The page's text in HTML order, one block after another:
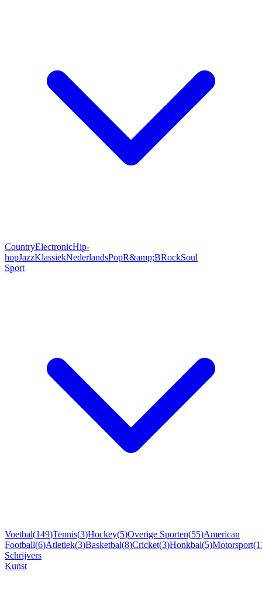
CountryElectronicHip-
hopJazzKlassiekNederlandsPopR&amp;BRockSoul
Sport
Voetbal(149)Tennis(3)Hockey(5)Overige Sporten(55)American
Football(6)Atletiek(3)Basketbal(8)Cricket(3)Honkbal(5)Motorsport(
Schrijvers
Kunst